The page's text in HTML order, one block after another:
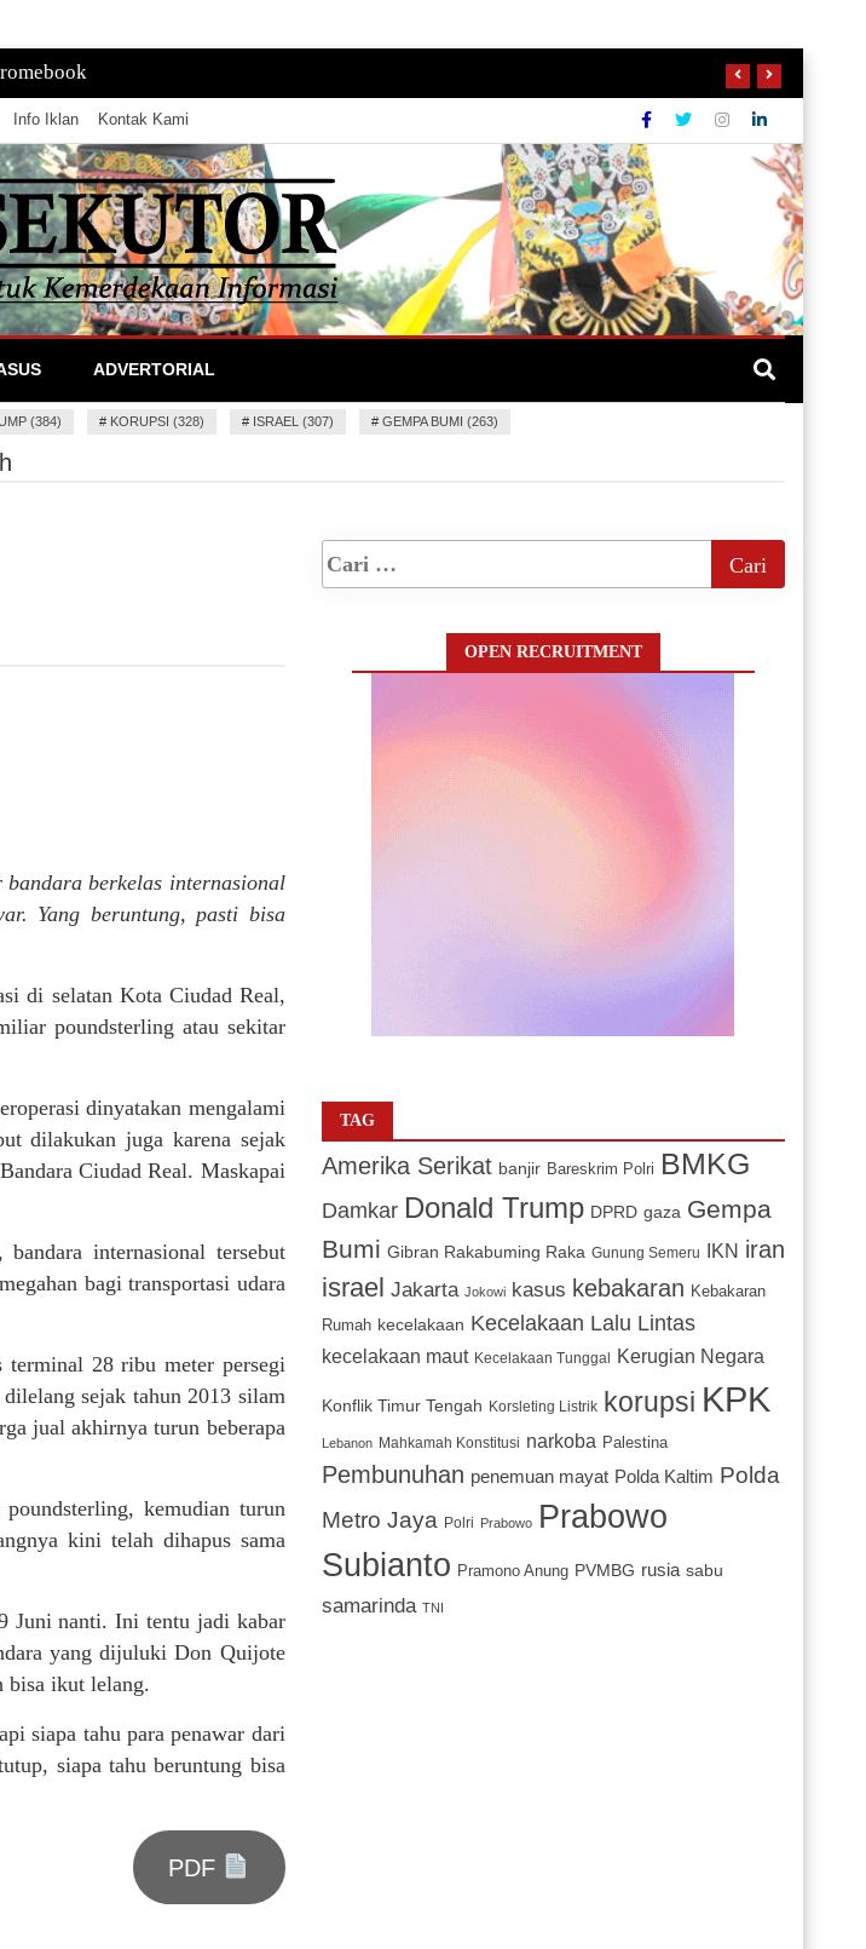
Info Iklan Kontak Kami
ADVERTORIAL
(384) # KORUPSI (328) # ISRAEL (307) # GEMPA BUMI (263)
berkelas internasional
Yang beruntung, pasti bisa
di selatan Kota Ciudad Real,
poundsterling atau sekitar
dinyatakan mengalami
dilakukan juga karena sejak
Ciudad Real. Maskapai
internasional tersebut
bagi transportasi udara
terminal 28 ribu meter persegi
sejak tahun 2013 silam
jual akhirnya turun beberapa
kemudian turun
kini telah dihapus sama
Juni nanti. Ini tentu jadi kabar
yang dijuluki Don Quijote
bisa ikut lelang.
siapa tahu para penawar dari
siapa tahu beruntung bisa
PDF
OPEN RECRUITMENT
TAG
Amerika Serikat banjir Bareskrim Polri BMKG
Damkar Donald Trump DPRD gaza Gempa
Bumi Gibran Rakabuming Raka Gunung Semeru IKN iran
israel Jakarta Jokowi kasus kebakaran Kebakaran
Rumah kecelakaan Kecelakaan Lalu Lintas
kecelakaan maut Kecelakaan Tunggal Kerugian Negara
Konflik Timur Tengah Korsleting Listrik korupsi KPK
Lebanon Mahkamah Konstitusi narkoba Palestina
Pembunuhan penemuan mayat Polda Kaltim Polda
Metro Jaya
Polri Prabowo
Prabowo
Subianto Pramono Anung PVMBG rusia sabu
samarinda TNI